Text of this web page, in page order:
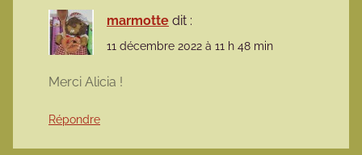
marmotte dit :
11 décembre 2022 à 11 h 48 min
Merci Alicia !
Répondre